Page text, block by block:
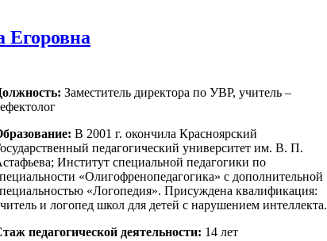
Егоровна
Заместитель директора по УВР, учитель –
В 2001 г. окончила Красноярский
педагогический университет им. В. П.
Институт специальной педагогики по
«Олигофренопедагогика» с дополнительной
«Логопедия». Присуждена квалификация:
и логопед школ для детей с нарушением интеллекта.
педагогической деятельности: 14 лет